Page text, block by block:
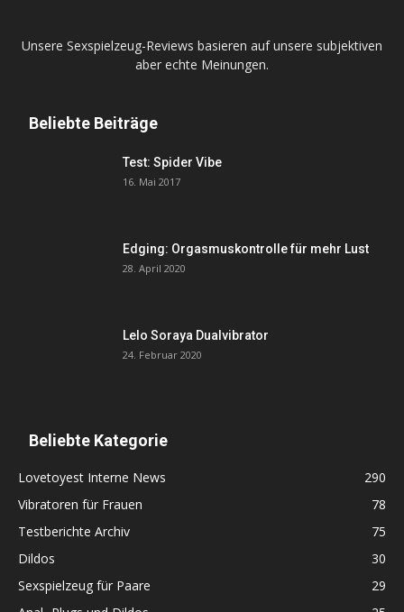
Unsere Sexspielzeug-Reviews basieren auf unsere subjektiven
aber echte Meinungen.
Beliebte Beiträge
Test: Spider Vibe
16. Mai 2017
Edging: Orgasmuskontrolle für mehr Lust
28. April 2020
Lelo Soraya Dualvibrator
24. Februar 2020
Beliebte Kategorie
Lovetoyest Interne News
290
Vibratoren für Frauen
78
Testberichte Archiv
75
Dildos
30
Sexspielzeug für Paare
29